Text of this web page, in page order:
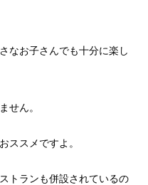
なお子さんでも十分に楽し
せん。
ススメですよ。
トランも併設されているの